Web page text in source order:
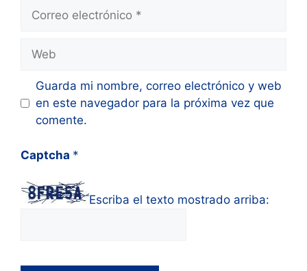
Correo
Web
Guarda mi nombre, correo electrónico y web
en este navegador para la próxima vez que
comente.
Captcha *
Escriba el texto mostrado arriba: